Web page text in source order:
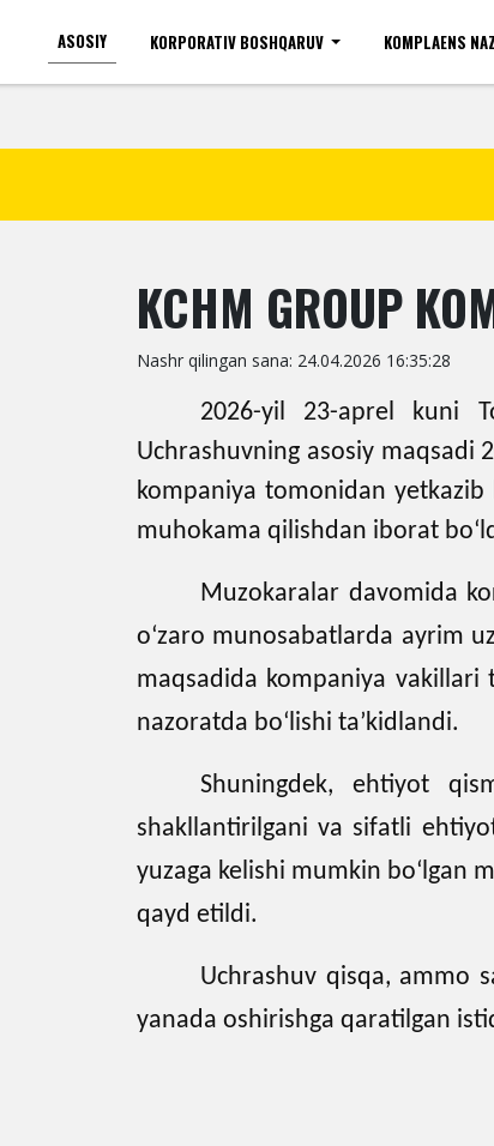
Ko'zi ojizlar uchun
ASOSIY KORPORATIV BOSHQARUV KOMPLAENS
KCHM GROUP
Nashr qilingan sana: 24.04.2026 16:35:28
2026-yil 23-aprel kuni
Uchrashuvning asosiy maqsadi
kompaniya tomonidan
muhokama qilishdan iborat
Muzokaralar davomida
o‘zaro munosabatlarda ayrim
maqsadida kompaniya
nazoratda bo‘lishi ta’kidlandi.
Shuningdek, ehtiyot
shakllantirilgani va sifatli
yuzaga kelishi mumkin bo‘lgan
qayd etildi.
Uchrashuv qisqa, ammo
yanada oshirishga qaratilgan